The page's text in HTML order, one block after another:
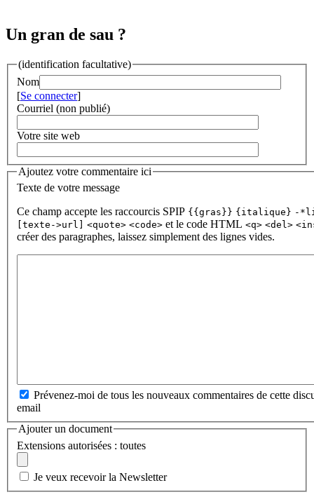
Un gran de sau ?
(identification facultative)
Nom
[Se connecter]
Courriel (non publié)
Votre site web
Ajoutez votre commentaire ici
Texte de votre message
Ce champ accepte les raccourcis SPIP {{gras}} {italique} -
[texte->url]
<quote> <code> et le code HTML <q> <del>
créer des paragraphes, laissez simplement des lignes vides.
Prévenez-moi de tous les nouveaux commentaires de cette
email
Ajouter un document
Extensions autorisées : toutes
Je veux recevoir la Newsletter